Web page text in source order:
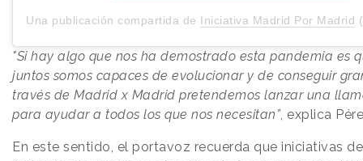
Una publicación compartida de Iniciativa Madrid Por Madrid
"Si hay algo que nos ha demostrado esta pandemia es
juntos somos capaces de evolucionar y de conseguir
través de Madrid x Madrid pretendemos lanzar una
para ayudar a todos los que nos necesitan”, explica
En este sentido, el portavoz recuerda que iniciativas